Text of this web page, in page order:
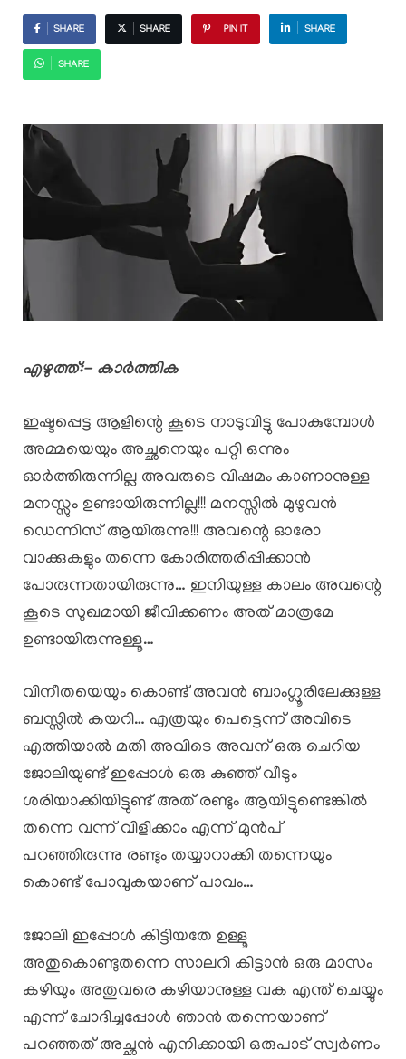
SHARE SHARE PIN IT SHARE
SHARE
എഴുത്ത്:- കാർത്തിക
ഇഷ്ടപ്പെട്ട ആളിന്റെ കൂടെ നാടുവിട്ടു പോകുമ്പോൾ
അമ്മയെയും അച്ഛനെയും പറ്റി ഒന്നും
ഓർത്തിരുന്നില്ല അവരുടെ വിഷമം കാണാനുള്ള
മനസ്സും ഉണ്ടായിരുന്നില്ല!!! മനസ്സിൽ മുഴുവൻ
ഡെന്നിസ് ആയിരുന്നു!!! അവന്റെ ഓരോ
വാക്കുകളും തന്നെ കോരിത്തരിപ്പിക്കാൻ
പോരുന്നതായിരുന്നു… ഇനിയുള്ള കാലം അവന്റെ
കൂടെ സുഖമായി ജീവിക്കണം അത് മാത്രമേ
ഉണ്ടായിരുന്നുള്ളൂ…
വിനീതയെയും കൊണ്ട് അവൻ ബാംഗ്ലൂരിലേക്കുള്ള
ബസ്സിൽ കയറി… എത്രയും പെട്ടെന്ന് അവിടെ
എത്തിയാൽ മതി അവിടെ അവന് ഒരു ചെറിയ
ജോലിയുണ്ട് ഇപ്പോൾ ഒരു കുഞ്ഞ് വീടും
ശരിയാക്കിയിട്ടുണ്ട് അത് രണ്ടും ആയിട്ടുണ്ടെങ്കിൽ
തന്നെ വന്ന് വിളിക്കാം എന്ന് മുൻപ്
പറഞ്ഞിരുന്നു രണ്ടും തയ്യാറാക്കി തന്നെയും
കൊണ്ട് പോവുകയാണ് പാവം…
ജോലി ഇപ്പോൾ കിട്ടിയതേ ഉള്ളൂ
അതുകൊണ്ടുതന്നെ സാലറി കിട്ടാൻ ഒരു മാസം
കഴിയും അതുവരെ കഴിയാനുള്ള വക എന്ത് ചെയ്യും
എന്ന് ചോദിച്ചപ്പോൾ ഞാൻ തന്നെയാണ്
പറഞ്ഞത് അച്ഛൻ എനിക്കായി ഒരുപാട് സ്വർണം